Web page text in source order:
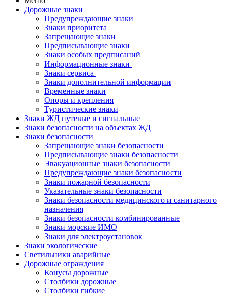
Дорожные знаки
Предупреждающие знаки
Знаки приоритета
Запрещающие знаки
Предписывающие знаки
Знаки особых предписаний
Информационные знаки
Знаки сервиса
Знаки дополнительной информации
Временные знаки
Опоры и крепления
Туристические знаки
Знаки ЖД путевые и сигнальные
Знаки безопасности на объектах ЖД
Знаки безопасности
Запрещающие знаки безопасности
Предписывающие знаки безопасности
Эвакуационные знаки безопасности
Предупреждающие знаки безопасности
Знаки пожарной безопасности
Указательные знаки безопасности
Знаки безопасности медицинского и санитарного
назначения
Знаки безопасности комбинированные
Знаки морские ИМО
Знаки для электроустановок
Знаки экологические
Светильники аварийные
Дорожные ограждения
Конусы дорожные
Столбики дорожные
Столбики гибкие